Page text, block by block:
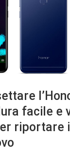
facile e
riportare